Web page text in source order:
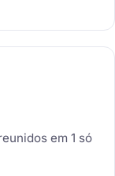
em 1 só